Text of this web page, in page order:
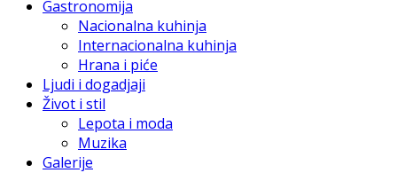
Gastronomija
Nacionalna kuhinja
Internacionalna kuhinja
Hrana i piće
Ljudi i dogadjaji
Život i stil
Lepota i moda
Muzika
Galerije